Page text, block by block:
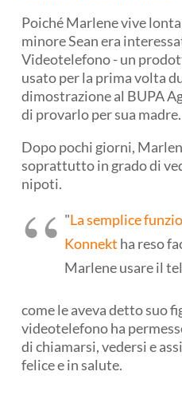
Poiché Marlene vive
minore Sean era
Videotelefono - un
usato per la prima volta
dimostrazione al BUPA
di provarlo per sua madre.
Dopo pochi giorni,
soprattutto in grado di
nipoti.
"La semplice
Konnekt ha reso
Marlene usare il
come le aveva detto suo
videotelefono ha
di chiamarsi, vedersi e
felice e in salute.